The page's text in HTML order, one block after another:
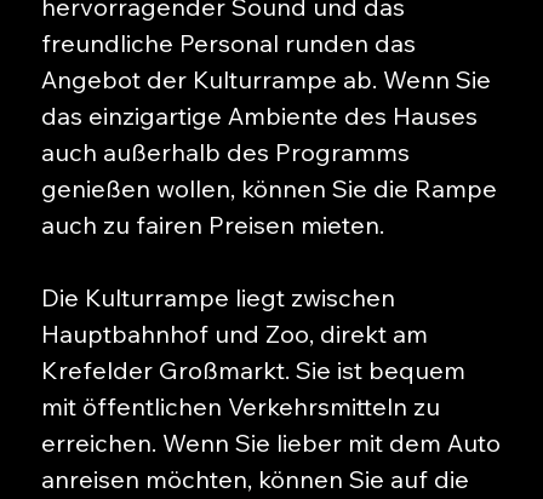
hervorragender Sound und das
freundliche Personal runden das
Angebot der Kulturrampe ab. Wenn Sie
das einzigartige Ambiente des Hauses
auch außerhalb des Programms
genießen wollen, können Sie die Rampe
auch zu fairen Preisen mieten.
Die Kulturrampe liegt zwischen
Hauptbahnhof und Zoo, direkt am
Krefelder Großmarkt. Sie ist bequem
mit öffentlichen Verkehrsmitteln zu
erreichen. Wenn Sie lieber mit dem Auto
anreisen möchten, können Sie auf die